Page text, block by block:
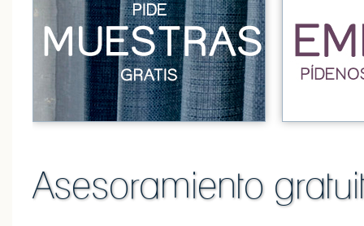
Asesoramiento